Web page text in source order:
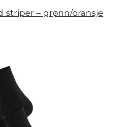
striper – grønn/oransje